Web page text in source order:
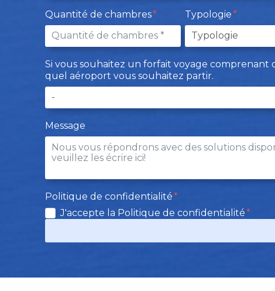
Quantité de chambres Typologie
Si vous souhaitez un forfait voyage
quel aéroport vous souhaitez partir.
Message
Politique de confidentialité
J'accepte la Politique de confidentialité